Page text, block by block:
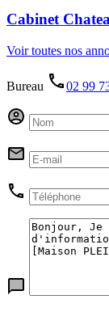
Cabinet
Voir toutes nos
Bureau 02 99